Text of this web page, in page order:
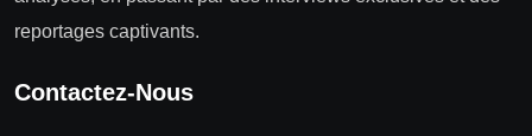
reportages captivants.
Contactez-Nous